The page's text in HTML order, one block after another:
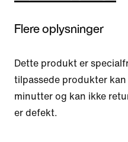
Flere oplysninger
Dette produkt er
tilpassede produkter
minutter og kan ikke
er defekt.